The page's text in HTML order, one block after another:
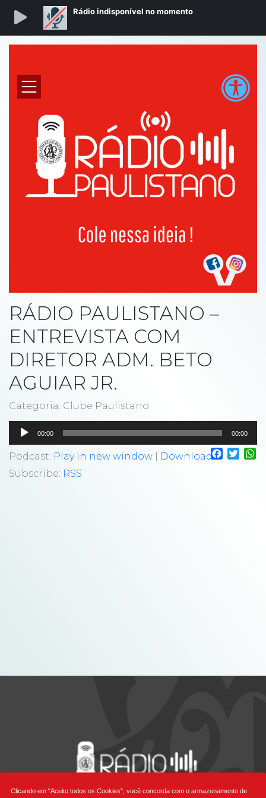
RÁDIO PAULISTANO –
ENTREVISTA COM
DIRETOR ADM. BETO
AGUIAR JR.
Categoria: Clube Paulistano
Tocador
áudio
00:00 00:00
Podcast: Play in new window
Download
Subscribe: RSS
Clicando em "Aceito todos os Cookies", você concorda com o armazenamento de